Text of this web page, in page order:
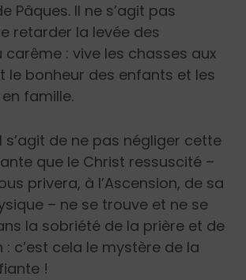
Pâques. Il ne s’agit pas
retarder la levée des
: vive les chasses aux
bonheur des enfants et les
famille.
s’agit de ne pas négliger cette
que le Christ ressuscité –
privera, à l’Ascension, de sa
– ne se trouve et ne se
la sobriété de la prière et de
c’est cela le mystère de la
!